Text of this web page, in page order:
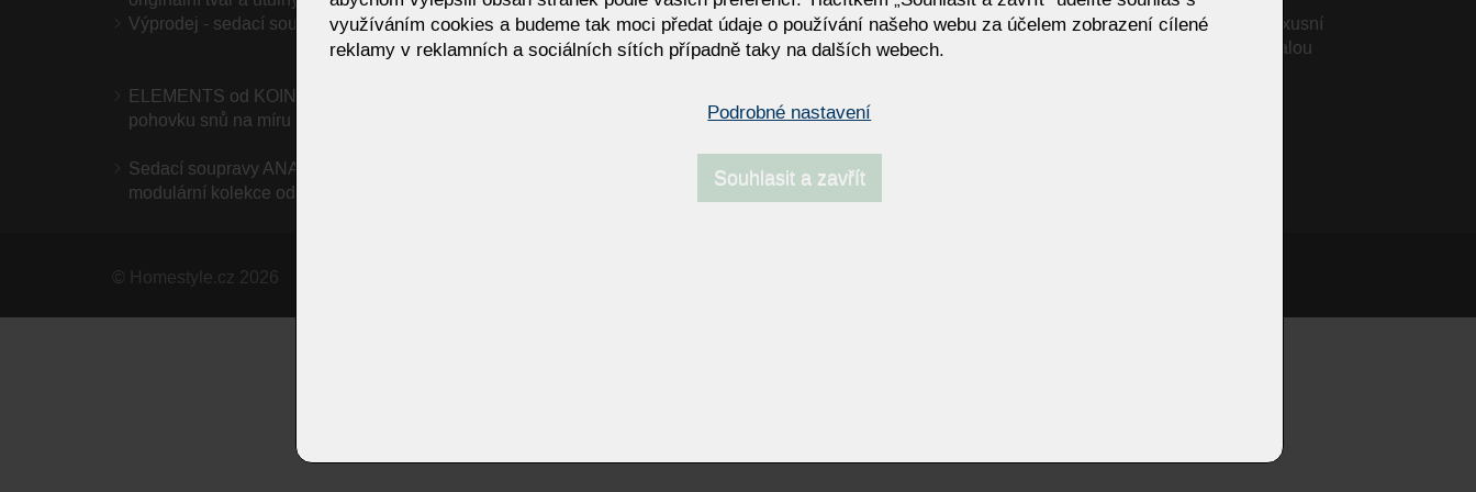
Výprodej - sedací soupravy Výprodej - ložnice JOHANN VENKOVNÍ
CLAYTON od KOINOR – luxusní
sedací souprava pro dokonalou
ELEMENTS od KOINOR – vytvořte si
pohovku snů na míru
modulární systém s volbou výšky zad
psací stůl a home office s lehkostí
Sedací soupravy ANAGA – elegantní
modulární kolekce od OLTY
© Homestyle.cz 2026
využíváním cookies a budeme tak moci předat údaje o používání našeho webu za účelem zobrazení cílené
reklamy v reklamních a sociálních sítích případně taky na dalších webech.
Podrobné nastavení
Souhlasit a zavřít